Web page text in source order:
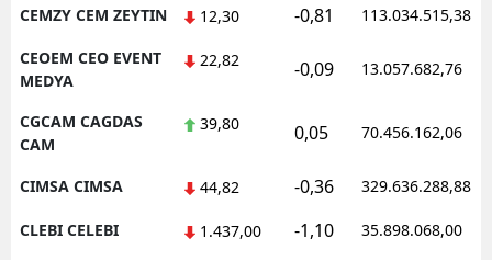
CEMZY CEM ZEYTIN 12,30 -0,81 113.034.515,38
CEOEM CEO EVENT
MEDYA
22,82 -0,09 13.057.682,76
CGCAM CAGDAS
CAM
39,80 0,05 70.456.162,06
CIMSA CIMSA 44,82 -0,36 329.636.288,88
CLEBI CELEBI 1.437,00 -1,10 35.898.068,00